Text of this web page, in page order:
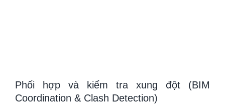
Phối hợp và kiểm tra xung đột (BIM
Coordination & Clash Detection)